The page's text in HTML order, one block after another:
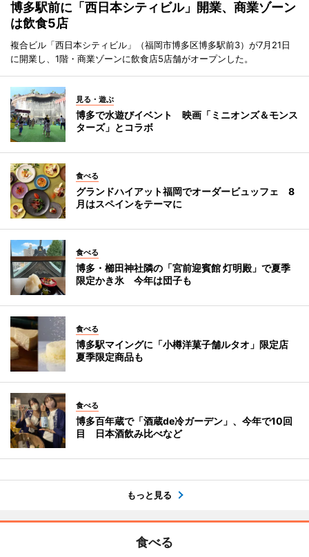
博多駅前に「西日本シティビル」開業、商業ゾーン
は飲食5店
複合ビル「西日本シティビル」（福岡市博多区博多駅前3）が7月21日
に開業し、1階・商業ゾーンに飲食店5店舗がオープンした。
見る・遊ぶ
博多で水遊びイベント 映画「ミニオンズ＆モンス
ターズ」とコラボ
食べる
グランドハイアット福岡でオーダービュッフェ 8
月はスペインをテーマに
食べる
博多・櫛田神社隣の「宮前迎賓館 灯明殿」で夏季
限定かき氷 今年は団子も
食べる
博多駅マイングに「小樽洋菓子舗ルタオ」限定店
夏季限定商品も
食べる
博多百年蔵で「酒蔵de冷ガーデン」、今年で10回
目 日本酒飲み比べなど
もっと見る
食べる